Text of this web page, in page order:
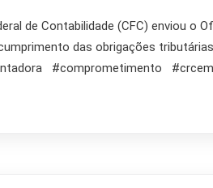
de Contabilidade (CFC) enviou o
das obrigações
#comprometimento